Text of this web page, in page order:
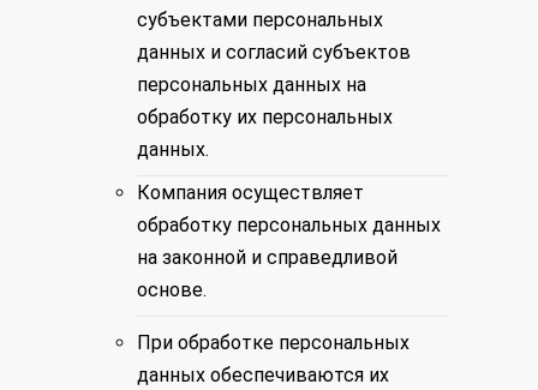
субъектами персональных
данных и согласий субъектов
персональных данных на
обработку их персональных
данных.
Компания осуществляет
обработку персональных данных
на законной и справедливой
основе.
При обработке персональных
данных обеспечиваются их